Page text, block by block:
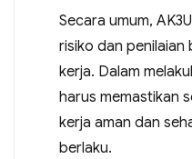
Secara umum,
risiko dan penilaian
kerja. Dalam
harus memastikan
kerja aman dan
berlaku.